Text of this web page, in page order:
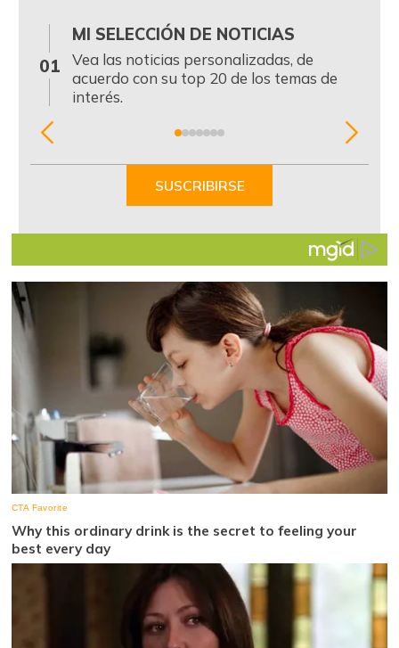
01
MI SELECCIÓN DE NOTICIAS
Vea las noticias personalizadas, de
acuerdo con su top 20 de los temas de
interés.
Item
SUSCRIBIRSE